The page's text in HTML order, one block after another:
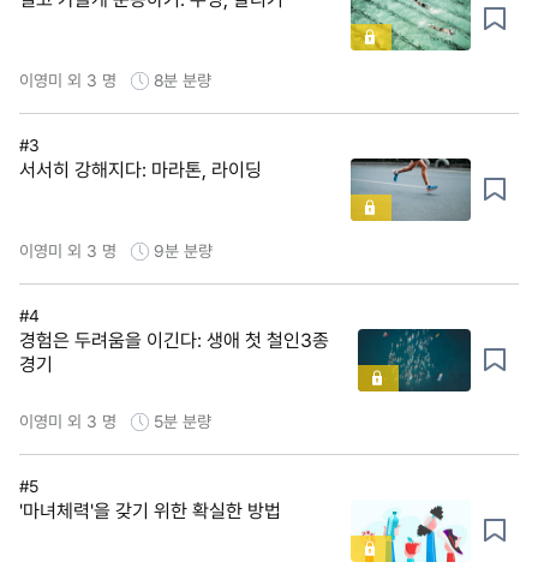
이영미 외 3 명 8분 분량
#3
서서히 강해지다: 마라톤, 라이딩
이영미 외 3 명 9분 분량
#4
경험은 두려움을 이긴다: 생애 첫 철인3종
경기
이영미 외 3 명 5분 분량
#5
'마녀체력'을 갖기 위한 확실한 방법